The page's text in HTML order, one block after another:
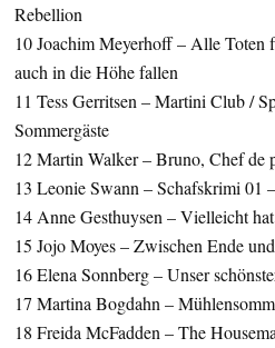
Rebellion
10 Joachim Meyerhoff – Alle Toten
auch in die Höhe fallen
11 Tess Gerritsen – Martini Club /
Sommergäste
12 Martin Walker – Bruno, Chef de
13 Leonie Swann – Schafskrimi 01
14 Anne Gesthuysen – Vielleicht
15 Jojo Moyes – Zwischen Ende
16 Elena Sonnberg – Unser
17 Martina Bogdahn –
18 Freida McFadden – The